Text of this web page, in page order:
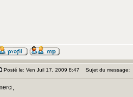
Posté le: Ven Juil 17, 2009 8:47 Sujet du message: